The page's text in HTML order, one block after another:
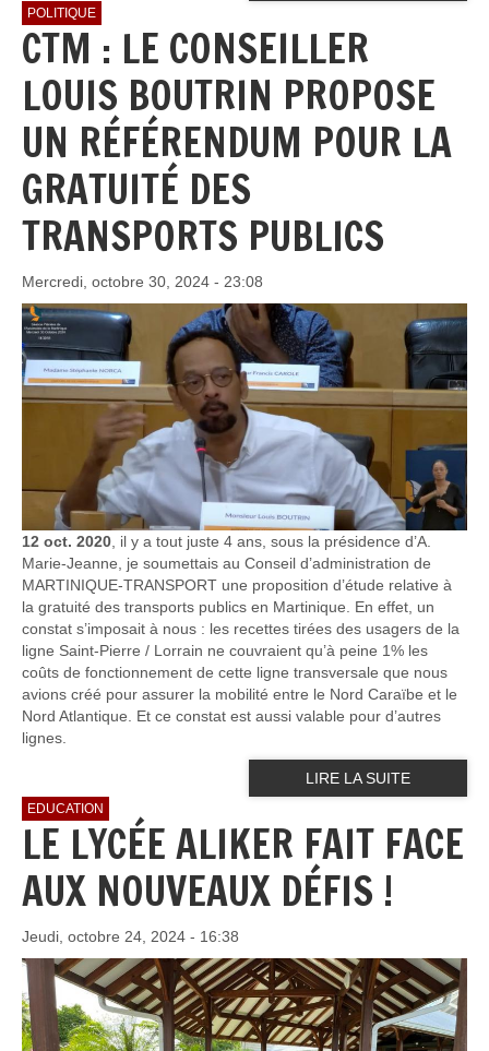
POLITIQUE
CTM : LE CONSEILLER
LOUIS BOUTRIN PROPOSE
UN RÉFÉRENDUM POUR LA
GRATUITÉ DES
TRANSPORTS PUBLICS
Mercredi, octobre 30, 2024 - 23:08
12 oct. 2020 , il y a tout juste 4 ans, sous la présidence d’A.
Marie-Jeanne, je soumettais au Conseil d’administration de
MARTINIQUE-TRANSPORT une proposition d’étude relative à
la gratuité des transports publics en Martinique. En effet, un
constat s’imposait à nous : les recettes tirées des usagers de la
ligne Saint-Pierre / Lorrain ne couvraient qu’à peine 1% les
coûts de fonctionnement de cette ligne transversale que nous
avions créé pour assurer la mobilité entre le Nord Caraïbe et le
Nord Atlantique. Et ce constat est aussi valable pour d’autres
lignes.
LIRE LA SUITE
EDUCATION
LE LYCÉE ALIKER FAIT FACE
AUX NOUVEAUX DÉFIS !
Jeudi, octobre 24, 2024 - 16:38